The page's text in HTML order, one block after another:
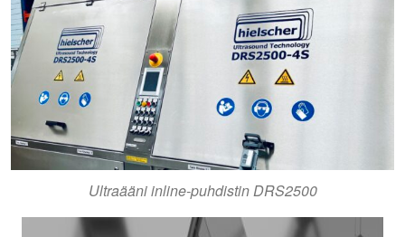
Ultraääni inline-puhdistin DRS2500